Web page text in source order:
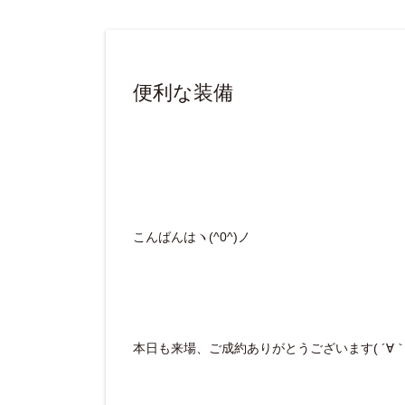
便利な装備
こんばんはヽ(^0^)ノ
本日も来場、ご成約ありがとうございます( ´∀